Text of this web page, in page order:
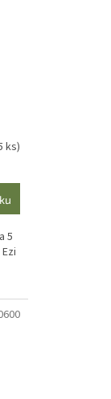
ks)
5